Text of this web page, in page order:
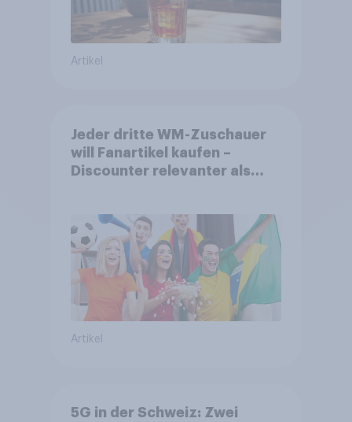
Artikel
Jeder dritte WM-Zuschauer
will Fanartikel kaufen –
Discounter relevanter als
Artikel
5G in der Schweiz: Zwei